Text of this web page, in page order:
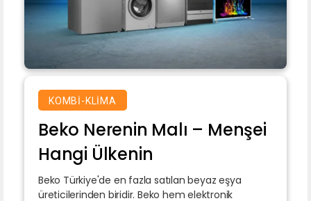
KOMBI-KLIMA
Beko Nerenin Malı – Menşei
Hangi Ülkenin
Beko Türkiye'de en fazla satılan beyaz eşya
üreticilerinden biridir. Beko hem elektronik